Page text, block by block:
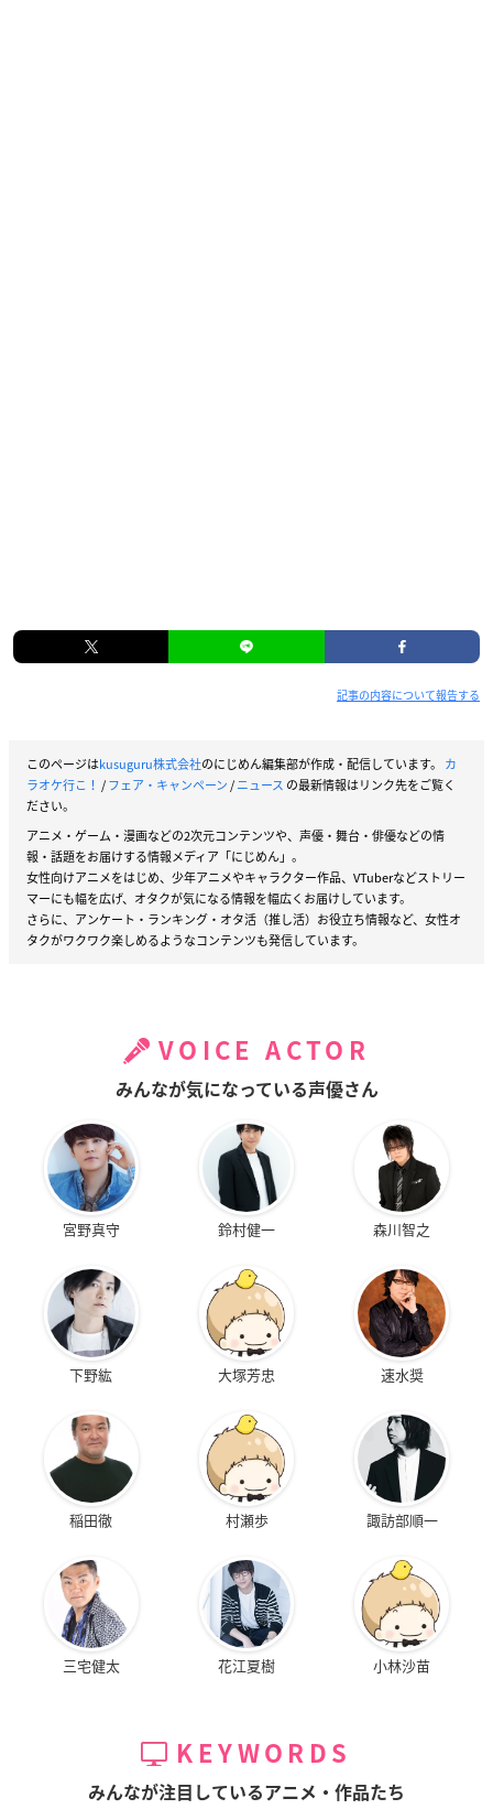
記事の内容について報告する
このページはkusuguru株式会社のにじめん編集部が作成・配信しています。 カ
ラオケ行こ！ /フェア・キャンペーン/ニュース の最新情報はリンク先をご覧く
ださい。
アニメ・ゲーム・漫画などの2次元コンテンツや、声優・舞台・俳優などの情
報・話題をお届けする情報メディア「にじめん」。
女性向けアニメをはじめ、少年アニメやキャラクター作品、VTuberなどストリー
マーにも幅を広げ、オタクが気になる情報を幅広くお届けしています。
さらに、アンケート・ランキング・オタ活（推し活）お役立ち情報など、女性オ
タクがワクワク楽しめるようなコンテンツも発信しています。
VOICE ACTOR
みんなが気になっている声優さん
宮野真守 鈴村健一 森川智之
下野紘 大塚芳忠 速水奨
稲田徹 村瀬歩 諏訪部順一
三宅健太 花江夏樹 小林沙苗
KEYWORDS
みんなが注目しているアニメ・作品たち